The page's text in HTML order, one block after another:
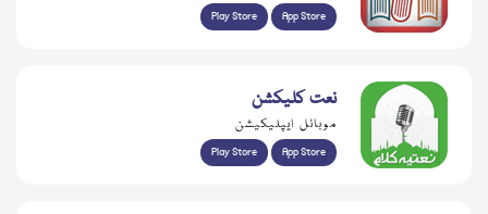
Play Store App Store
نعت کلیکشن
موبائل ایپلیکیشن
Play Store App Store